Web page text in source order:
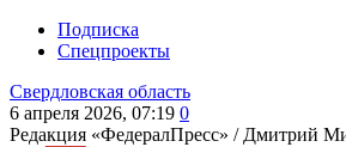
Подписка
Спецпроекты
Свердловская область
6 апреля 2026, 07:19 0
Редакция «ФедералПресс» / Дмитрий